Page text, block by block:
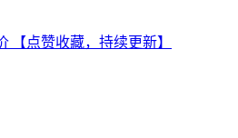
【点赞收藏，持续更新】